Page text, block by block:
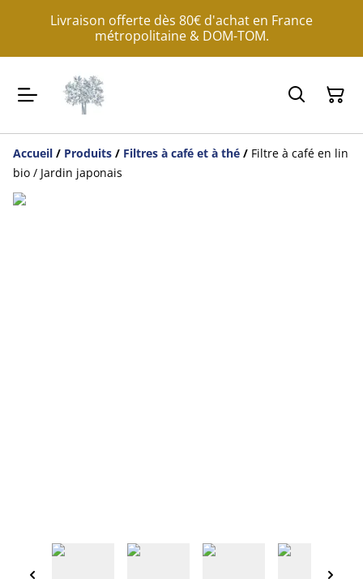
Livraison offerte dès 80€ d'achat en France
métropolitaine & DOM-TOM.
Accueil / Produits / Filtres à café et à thé / Filtre à café en lin
bio / Jardin japonais